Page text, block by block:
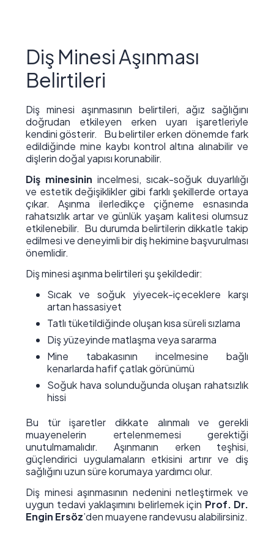
Diş Minesi Aşınması
Belirtileri
Diş minesi aşınmasının belirtileri, ağız sağlığını
doğrudan etkileyen erken uyarı işaretleriyle
kendini gösterir. Bu belirtiler erken dönemde fark
edildiğinde mine kaybı kontrol altına alınabilir ve
dişlerin doğal yapısı korunabilir.
Diş minesinin incelmesi, sıcak-soğuk duyarlılığı
ve estetik değişiklikler gibi farklı şekillerde ortaya
çıkar. Aşınma ilerledikçe çiğneme esnasında
rahatsızlık artar ve günlük yaşam kalitesi olumsuz
etkilenebilir. Bu durumda belirtilerin dikkatle takip
edilmesi ve deneyimli bir diş hekimine başvurulması
önemlidir.
Diş minesi aşınma belirtileri şu şekildedir:
Sıcak ve soğuk yiyecek-içeceklere karşı
artan hassasiyet
Tatlı tüketildiğinde oluşan kısa süreli sızlama
Diş yüzeyinde matlaşma veya sararma
Mine tabakasının incelmesine bağlı
kenarlarda hafif çatlak görünümü
Soğuk hava solunduğunda oluşan rahatsızlık
hissi
Bu tür işaretler dikkate alınmalı ve gerekli
muayenelerin ertelenmemesi gerektiği
unutulmamalıdır. Aşınmanın erken teşhisi,
güçlendirici uygulamaların etkisini artırır ve diş
sağlığını uzun süre korumaya yardımcı olur.
Diş minesi aşınmasının nedenini netleştirmek ve
uygun tedavi yaklaşımını belirlemek için Prof. Dr.
Engin Ersöz’den muayene randevusu alabilirsiniz.